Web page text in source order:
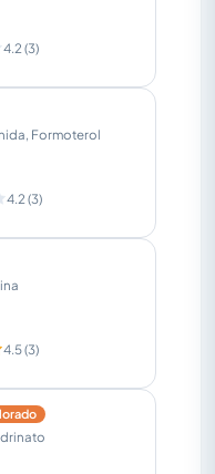
4.2 (3)
Formoterol
4.2 (3)
4.5 (3)